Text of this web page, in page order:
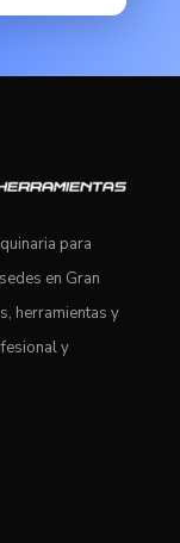
para
en Gran
herramientas y
y